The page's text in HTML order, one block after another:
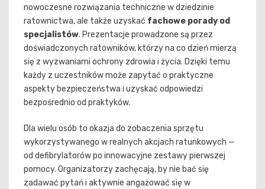
nowoczesne rozwiązania techniczne w dziedzinie
ratownictwa, ale także uzyskać fachowe porady od
specjalistów. Prezentacje prowadzone są przez
doświadczonych ratowników, którzy na co dzień mierzą
się z wyzwaniami ochrony zdrowia i życia. Dzięki temu
każdy z uczestników może zapytać o praktyczne
aspekty bezpieczeństwa i uzyskać odpowiedzi
bezpośrednio od praktyków.
Dla wielu osób to okazja do zobaczenia sprzętu
wykorzystywanego w realnych akcjach ratunkowych —
od defibrylatorów po innowacyjne zestawy pierwszej
pomocy. Organizatorzy zachęcają, by nie bać się
zadawać pytań i aktywnie angażować się w